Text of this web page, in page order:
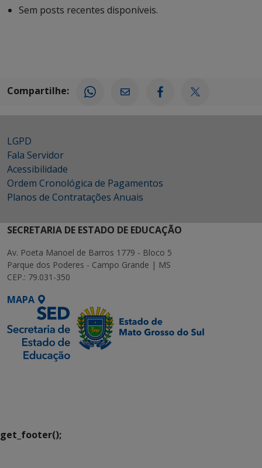
Sem posts recentes disponíveis.
Compartilhe:
LGPD
Fala Servidor
Acessibilidade
Ordem Cronológica de Pagamentos
Planos de Contratações Anuais
SECRETARIA DE ESTADO DE EDUCAÇÃO
Av. Poeta Manoel de Barros 1779 - Bloco 5
Parque dos Poderes - Campo Grande | MS
CEP.: 79.031-350
MAPA
get_footer();